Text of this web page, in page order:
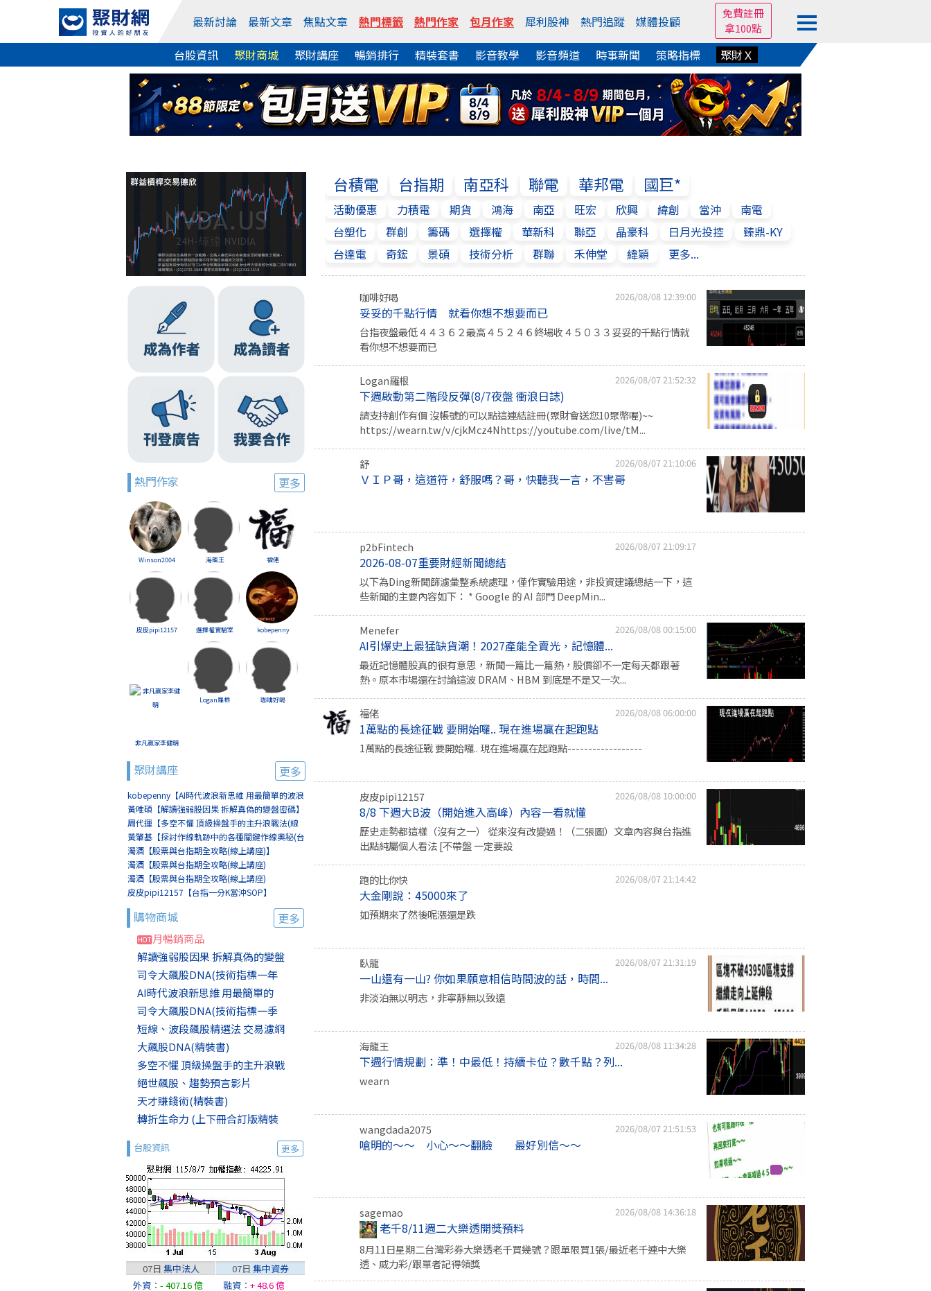
最新討論 最新文章 焦點文章 熱門標籤 熱門作家 包月作家 犀利股神 熱門追蹤 媒體投顧
免費註冊
拿100點
台股資訊 聚財商城 聚財講座 暢銷排行 精裝套書 影音教學 影音頻道 時事新聞 策略指標 聚財Ｘ
熱門作家 更多
Winson2004 海龍王 福佬
皮皮pipi12157 選擇權實驗室 kobepenny
非凡贏家李健明
Logan羅根 咖啡好喝
聚財講座 更多
kobepenny【AI時代波浪新思維 用最簡單的波浪
賺最簡單的錢(線上講座)】
黃唯碩【解讀強弱股因果 拆解真偽的變盤密碼】
周代運【多空不懼 頂級操盤手的主升浪戰法(線
上講座)】
黃肇基【探討作線軌跡中的各種關鍵作線奧秘(台
北)】
濁酒【股票與台指期全攻略(線上講座)】
濁酒【股票與台指期全攻略(線上講座)
(8/2+8/9)】
濁酒【股票與台指期全攻略(線上講座)
(8/16+8/23)】
皮皮pipi12157【台指一分K當沖SOP】
購物商城 更多
月暢銷商品
解讀強弱股因果 拆解真偽的變盤
司令大飆股DNA(技術指標一年
AI時代波浪新思維 用最簡單的
司令大飆股DNA(技術指標一季
短線、波段飆股精選法 交易濾網
大飆股DNA(精裝書)
多空不懼 頂級操盤手的主升浪戰
絕世飆股、趨勢預言影片
天才賺錢術(精裝書)
轉折生命力 (上下冊合訂版精裝
台股資訊 更多
07日 集中法人
外資 ： - 407.16 億
07日 集中資券
融資 ： + 48.6 億
台積電 台指期 南亞科 聯電 華邦電 國巨*
活動優惠 力積電 期貨 鴻海 南亞 旺宏 欣興 緯創 當沖
南電
台塑化
群創 籌碼 選擇權 華新科 聯亞 晶豪科 日月光投控
臻鼎-KY
台達電
奇鋐 景碩 技術分析 群聯 禾伸堂 緯穎 更多...
咖啡好喝 2026/08/08 12:39:00
妥妥的千點行情 就看你想不想要而已
台指夜盤最低４４３６２最高４５２４６終場收４５０３３妥妥的千點行情就
看你想不想要而已
Logan羅根 2026/08/07 21:52:32
下週啟動第二階段反彈(8/7夜盤 衝浪日誌)
請支持創作有價 沒帳號的可以點這連結註冊(聚財會送您10聚幣喔)~~
https://wearn.tw/v/cjkMcz4Nhttps://youtube.com/live/tM...
舒 2026/08/07 21:10:06
ＶＩＰ哥，這道符，舒服嗎？哥，快聽我一言，不害哥
p2bFintech 2026/08/07 21:09:17
2026-08-07重要財經新聞總結
以下為Ding新聞篩濾彙整系統處理，僅作實驗用途，非投資建議總結一下，這
些新聞的主要內容如下： * Google 的 AI 部門 DeepMin...
Menefer 2026/08/08 00:15:00
AI引爆史上最猛缺貨潮！2027產能全賣光，記憶體...
最近記憶體股真的很有意思，新聞一篇比一篇熱，股價卻不一定每天都跟著
熱。原本市場還在討論這波 DRAM、HBM 到底是不是又一次...
福佬 2026/08/08 06:00:00
1萬點的長途征戰 要開始囉.. 現在進場贏在起跑點
1萬點的長途征戰 要開始囉.. 現在進場贏在起跑點------------------
皮皮pipi12157 2026/08/08 10:00:00
8/8 下週大B波（開始進入高峰）內容一看就懂
歷史走勢都這樣（沒有之一） 從來沒有改變過！（二張圖）文章內容與台指進
出點純屬個人看法 [不帶盤 一定要設
跑的比你快 2026/08/07 21:14:42
大金剛說：45000來了
如預期來了然後呢漲還是跌
臥龍 2026/08/07 21:31:19
一山還有一山? 你如果願意相信時間波的話，時間...
非淡泊無以明志，非寧靜無以致遠
海龍王 2026/08/08 11:34:28
下週行情規劃：準！中最低！持續卡位？數千點？列...
wearn
wangdada2075 2026/08/07 21:51:53
嗆明的～～ 小心～～翻臉 最好別信～～
sagemao 2026/08/08 14:36:18
老千8/11週二大樂透開獎預料
8月11日星期二台灣彩券大樂透老千買幾號？跟單限買1張/最近老千連中大樂
透、威力彩/跟單者記得領獎